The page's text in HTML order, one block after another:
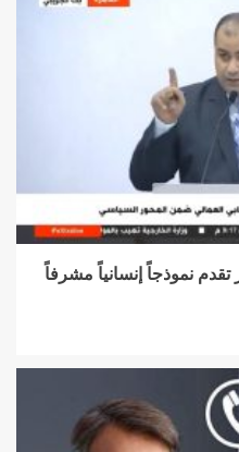
نموذجاً إنسانياً مشرفاً